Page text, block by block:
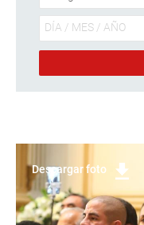
Descargar foto